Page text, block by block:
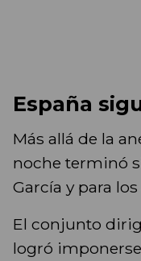
España
Más allá de la
noche terminó
García y para
El conjunto
logró